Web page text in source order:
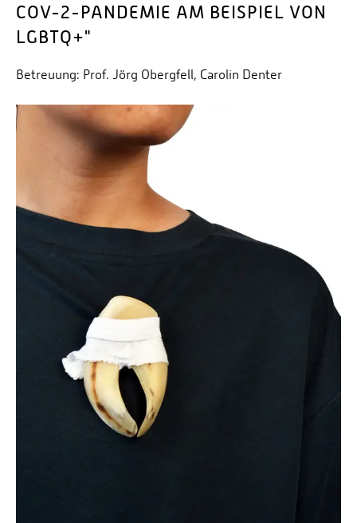
COV-2-PANDEMIE AM BEISPIEL VON
LGBTQ+"
Betreuung: Prof. Jörg Obergfell, Carolin Denter